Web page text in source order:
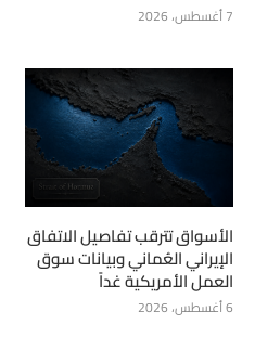
7 أغسطس، 2026
الأسواق تترقب تفاصيل الاتفاق
الإيراني العُماني وبيانات سوق
العمل الأمريكية غداً
6 أغسطس، 2026